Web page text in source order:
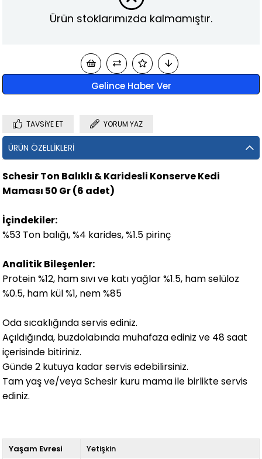
Ürün stoklarımızda kalmamıştır.
Gelince Haber Ver
TAVSIYE ET YORUM YAZ
ÜRÜN ÖZELLIKLERI
Schesir Ton Balıklı & Karidesli Konserve Kedi
Maması 50 Gr (6 adet)
İçindekiler:
%53 Ton balığı, %4 karides, %1.5 pirinç
Analitik Bileşenler:
Protein %12, ham sıvı ve katı yağlar %1.5, ham selüloz
%0.5, ham kül %1, nem %85
Oda sıcaklığında servis ediniz.
Açıldığında, buzdolabında muhafaza ediniz ve 48 saat
içerisinde bitiriniz.
Günde 2 kutuya kadar servis edebilirsiniz.
Tam yaş ve/veya Schesir kuru mama ile birlikte servis
ediniz.
Yaşam Evresi
Yetişkin